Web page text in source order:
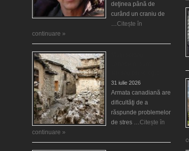
deţinea până de
curând un craniu de
…Citește în
continuare »
31 iulie 2026
Armata canadiană are
dificultăţi de a
răspunde problemelor
de stres …Citește în
continuare »